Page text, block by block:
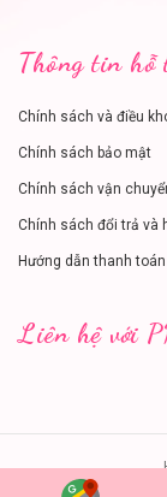
Thông tin hỗ
Chính sách và điều
Chính sách bảo mật
Chính sách vận
Chính sách đổi trả và
Hướng dẫn thanh toán
Liên hệ với